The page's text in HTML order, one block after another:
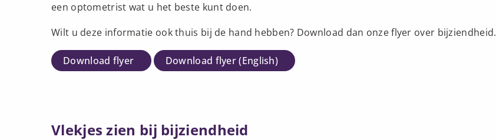
een optometrist wat u het beste kunt doen.
Wilt u deze informatie ook thuis bij de hand hebben? Download dan onze flyer over bijziendheid.
Download flyer Download flyer (English)
Vlekjes zien bij bijziendheid